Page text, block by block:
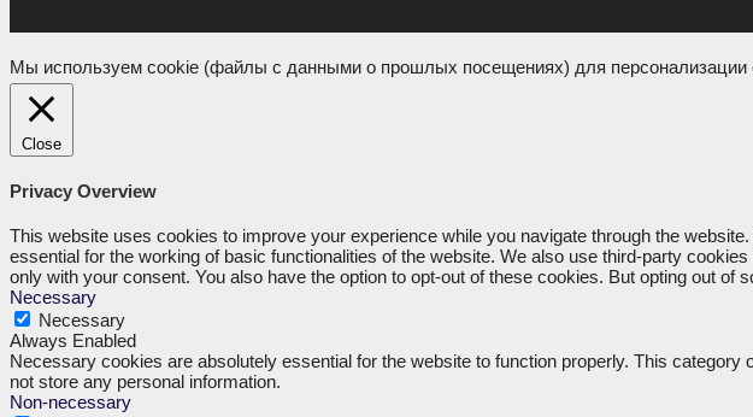
Мы используем cookie (файлы с данными о прошлых посещениях) для персонализации
Close
Privacy Overview
This website uses cookies to improve your experience while you navigate through the
essential for the working of basic functionalities of the website. We also use third-party
only with your consent. You also have the option to opt-out of these cookies. But opting out
Necessary
Necessary
Always Enabled
Necessary cookies are absolutely essential for the website to function properly. This
not store any personal information.
Non-necessary